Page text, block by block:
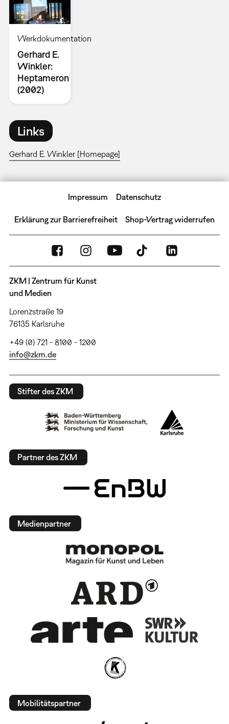
Werkdokumentation
Gerhard E.
Winkler:
Heptameron
(2002)
Links
Gerhard E. Winkler [Homepage]
Impressum Datenschutz
Erklärung zur Barrierefreiheit Shop-Vertrag widerrufen
ZKM | Zentrum für Kunst
und Medien
Lorenzstraße 19
76135 Karlsruhe
+49 (0) 721 - 8100 - 1200
info@zkm.de
Stifter des ZKM
Partner des ZKM
Medienpartner
Mobilitätspartner